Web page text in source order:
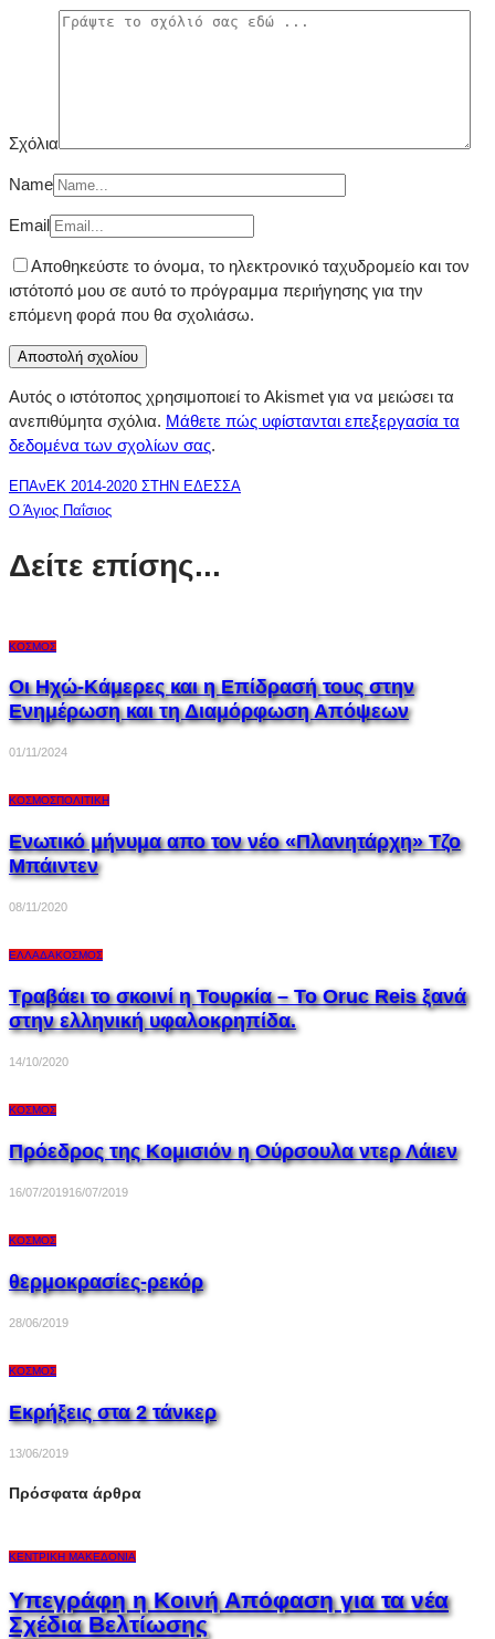
Σχόλια
Name
Email
Αποθηκεύστε το όνομα, το ηλεκτρονικό ταχυδρομείο και τον
ιστότοπό μου σε αυτό το πρόγραμμα περιήγησης για την
επόμενη φορά που θα σχολιάσω.
Αυτός ο ιστότοπος χρησιμοποιεί το Akismet για να μειώσει τα
ανεπιθύμητα σχόλια. Μάθετε πώς υφίστανται επεξεργασία τα
δεδομένα των σχολίων σας.
ΕΠΑνΕΚ 2014-2020 ΣΤΗΝ ΕΔΕΣΣΑ
Ο Άγιος Παΐσιος
Δείτε επίσης...
ΚΌΣΜΟΣ
Οι Ηχώ-Κάμερες και η Επίδρασή τους στην
Ενημέρωση και τη Διαμόρφωση Απόψεων
01/11/2024
ΚΌΣΜΟΣΠΟΛΙΤΙΚΉ
Ενωτικό μήνυμα απο τον νέο «Πλανητάρχη» Τζο
Μπάιντεν
08/11/2020
ΕΛΛΆΔΑΚΌΣΜΟΣ
Τραβάει το σκοινί η Τουρκία – Το Oruc Reis ξανά
στην ελληνική υφαλοκρηπίδα.
14/10/2020
ΚΌΣΜΟΣ
Πρόεδρος της Κομισιόν η Ούρσουλα ντερ Λάιεν
16/07/201916/07/2019
ΚΌΣΜΟΣ
θερμοκρασίες-ρεκόρ
28/06/2019
ΚΌΣΜΟΣ
Εκρήξεις στα 2 τάνκερ
13/06/2019
Πρόσφατα άρθρα
ΚΕΝΤΡΙΚΉ ΜΑΚΕΔΟΝΊΑ
Υπεγράφη η Κοινή Απόφαση για τα νέα
Σχέδια Βελτίωσης